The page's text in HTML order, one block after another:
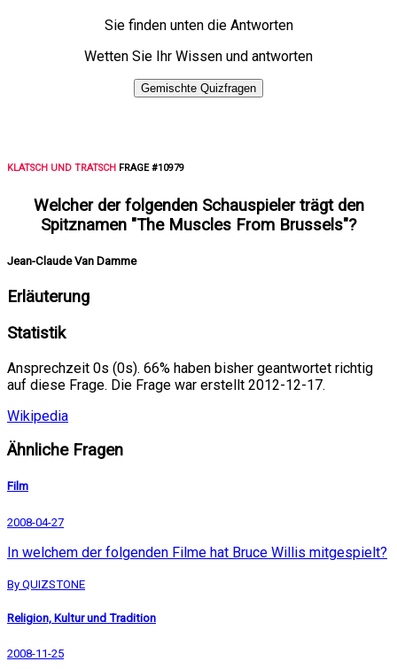
Sie finden unten die Antworten
Wetten Sie Ihr Wissen und antworten
Gemischte Quizfragen
KLATSCH UND TRATSCH FRAGE #10979
Welcher der folgenden Schauspieler trägt den
Spitznamen "The Muscles From Brussels"?
Jean-Claude Van Damme
Erläuterung
Statistik
Ansprechzeit 0s (0s). 66% haben bisher geantwortet richtig
auf diese Frage. Die Frage war erstellt 2012-12-17.
Wikipedia
Ähnliche Fragen
Film
2008-04-27
In welchem der folgenden Filme hat Bruce Willis mitgespielt?
By QUIZSTONE
Religion, Kultur und Tradition
2008-11-25